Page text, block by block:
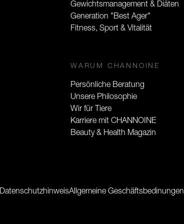
Gewichtsmanagement & Diäten
Generation "Best Ager"
Fitness, Sport & Vitalität
WARUM CHANNOINE
Persönliche Beratung
Unsere Philosophie
Wir für Tiere
Karriere mit CHANNOINE
Beauty & Health Magazin
DatenschutzhinweisAllgemeine Geschäftsbedinungen